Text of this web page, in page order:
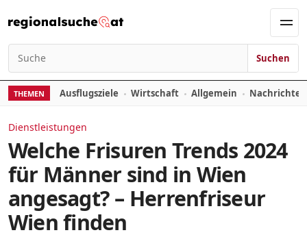
Suchen nach:
Suchen
THEMEN Ausflugsziele Wirtschaft Allgemein
Dienstleistungen
Welche Frisuren Trends 2024
für Männer sind in Wien
angesagt? – Herrenfriseur
Wien finden